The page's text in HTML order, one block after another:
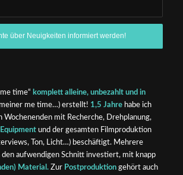
time“ komplett alleine, unbezahlt und in
me time…) erstellt! 1,5 Jahre habe ich
Wochenenden mit Recherche, Drehplanung,
und der gesamten Filmproduktion
Ton, Licht…) beschäftigt. Mehrere
den aufwendigen Schnitt investiert, mit knapp
Material.Zur Postproduktiongehört auch